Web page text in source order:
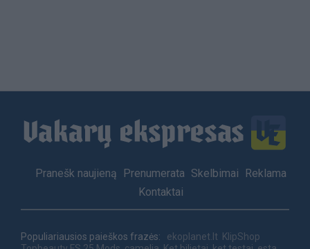
Footer
Pranešk naujieną Prenumerata Skelbimai
Reklama
Kontaktai
Populiariausios paieškos frazės: ekoplanet.lt KlipShop